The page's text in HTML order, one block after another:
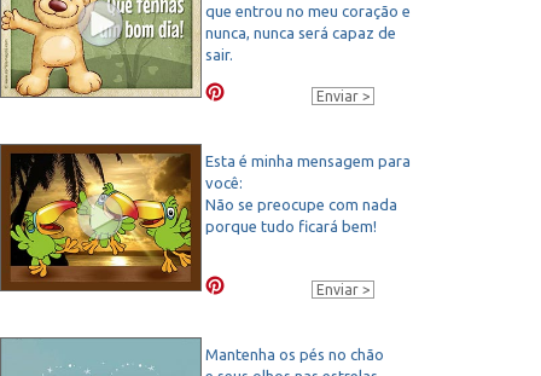
que entrou no meu coração e
nunca, nunca será capaz de
sair.
Enviar
Esta é minha mensagem para
você:
Não se preocupe com nada
porque tudo ficará bem!
Enviar
Mantenha os pés no chão